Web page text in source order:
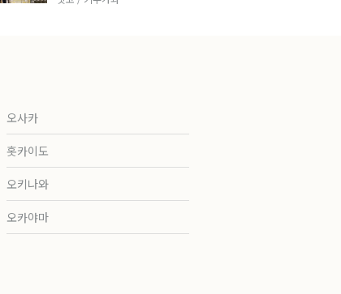
오사카
홋카이도
오키나와
오카야마